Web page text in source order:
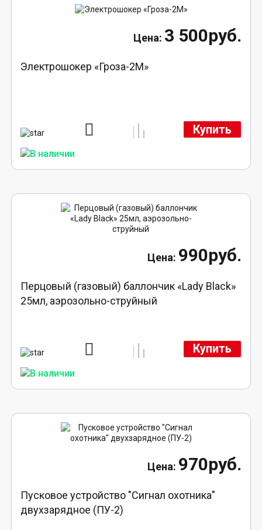
3 500руб.
Электрошокер «Гроза-2М»
Купить
990руб.
Перцовый (газовый) баллончик «Lady Black»
25мл, аэрозольно-струйный
Купить
970руб.
Пусковое устройство "Сигнал охотника"
двухзарядное (ПУ-2)